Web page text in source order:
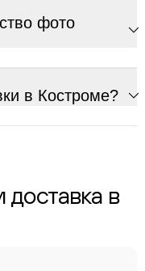
фото
в Костроме?
доставка в